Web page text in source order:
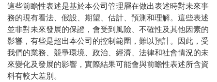
這些前瞻性表述是基於本公司管理層在做出表述時對未來事
務的現有看法、假設、期望、估計、預測和理解。這些表述
並非對未來發展的保證，會受到風險、不確性及其他因素的
影響，有些是超出本公司的控制範圍，難以預計。因此，受
我們的業務、競爭環境、政治、經濟、法律和社會情況的未
來變化及發展的影響，實際結果可能會與前瞻性表述所含資
料有較大差別。